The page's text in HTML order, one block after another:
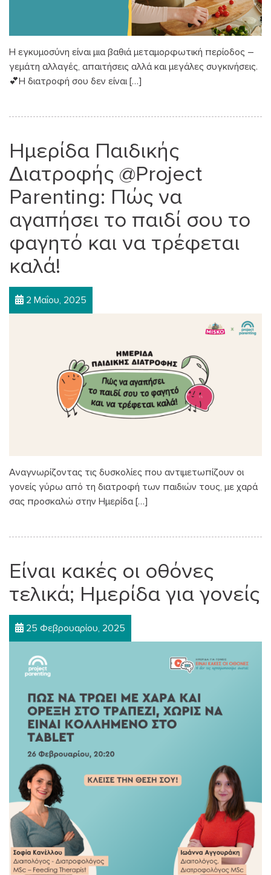
Η εγκυμοσύνη είναι μια βαθιά μεταμορφωτική περίοδος –
γεμάτη αλλαγές, απαιτήσεις αλλά και μεγάλες συγκινήσεις.
💕Η διατροφή σου δεν είναι […]
Ημερίδα Παιδικής
Διατροφής @Project
Parenting: Πώς να
αγαπήσει το παιδί σου το
φαγητό και να τρέφεται
καλά!
2 Μαΐου, 2025
Αναγνωρίζοντας τις δυσκολίες που αντιμετωπίζουν οι
γονείς γύρω από τη διατροφή των παιδιών τους, με χαρά
σας προσκαλώ στην Ημερίδα […]
Είναι κακές οι οθόνες
τελικά; Ημερίδα για γονείς
25 Φεβρουαρίου, 2025